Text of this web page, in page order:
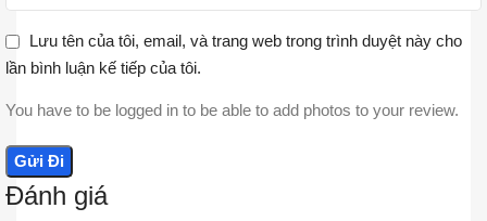
Đánh giá
Lưu tên của tôi, email, và trang web trong trình duyệt này cho
lần bình luận kế tiếp của tôi.
You have to be logged in to be able to add photos to your review.